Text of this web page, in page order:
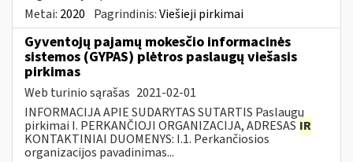
Metai: 2020 Pagrindinis:Viešieji pirkimai
Gyventojų pajamų mokesčio informacinės
sistemos (GYPAS) plėtros paslaugų viešasis
pirkimas
Web turinio sąrašas 2021-02-01
INFORMACIJA APIE SUDARYTAS SUTARTIS Paslaugų
pirkimai I. PERKANČIOJI ORGANIZACIJA, ADRESAS IR
KONTAKTINIAI DUOMENYS: I.1. Perkančiosios
organizacijos pavadinimas...